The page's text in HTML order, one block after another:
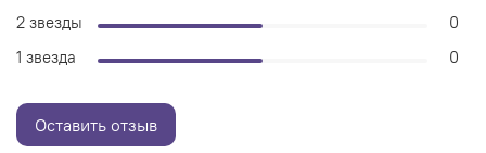
2 звезды
0
1 звезда
0
Оставить отзыв